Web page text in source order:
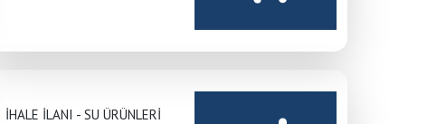
İHALE İLANI - SU ÜRÜNLERİ